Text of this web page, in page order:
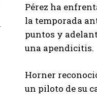
Pérez ha
la temporada
puntos y
una apendicitis.
Horner
un piloto de su